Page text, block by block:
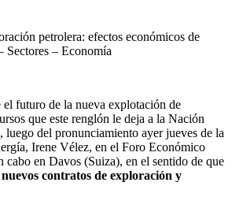
petrolera: efectos económicos de
Sectores – Economía
futuro de la nueva explotación de
que este renglón le deja a la Nación
luego del pronunciamiento ayer jueves de la
Irene Vélez, en el Foro Económico
cabo en Davos (Suiza), en el sentido de que
contratos de exploración y